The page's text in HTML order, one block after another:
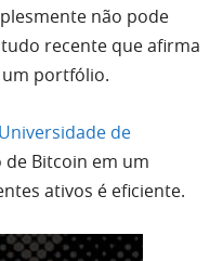
não pode
recente que afirma
portfólio.
de
de Bitcoin em um
ativos é eficiente.